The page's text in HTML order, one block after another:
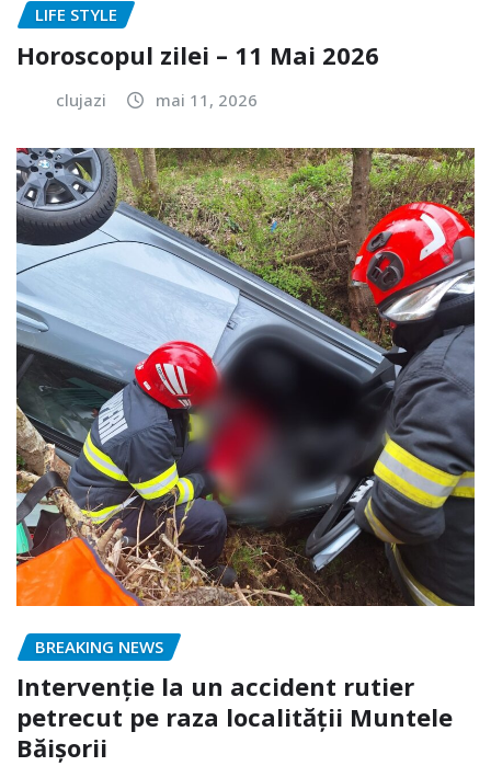
LIFE STYLE
Horoscopul zilei – 11 Mai 2026
clujazi mai 11, 2026
BREAKING NEWS
Intervenție la un accident rutier
petrecut pe raza localității Muntele
Băișorii